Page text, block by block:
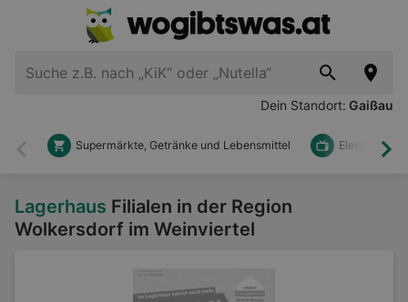
Dein Standort: Gaißau
Zurück
Supermärkte, Getränke und Lebensmittel Elektronik
Lagerhaus Filialen in der Region
Wolkersdorf im Weinviertel